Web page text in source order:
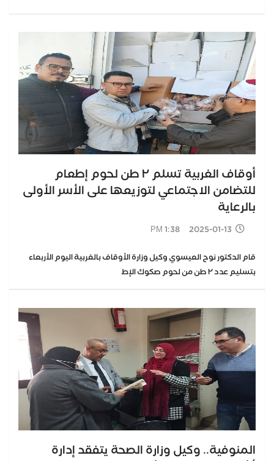
أوقاف الغربية تسلم ٢ طن لحوم إطعام
للتضامن الاجتماعي لتوزيعها على الأسر الأولى
بالرعاية
2025-01-13 1:38 PM
قام الدكتور نوح العيسوي وكيل وزارة الأوقاف بالغربية اليوم الأربعاء
بتسليم عدد ٢ طن من لحوم صكوك الإط
المنوفية.. وكيل وزارة الصحة يتفقد إدارة